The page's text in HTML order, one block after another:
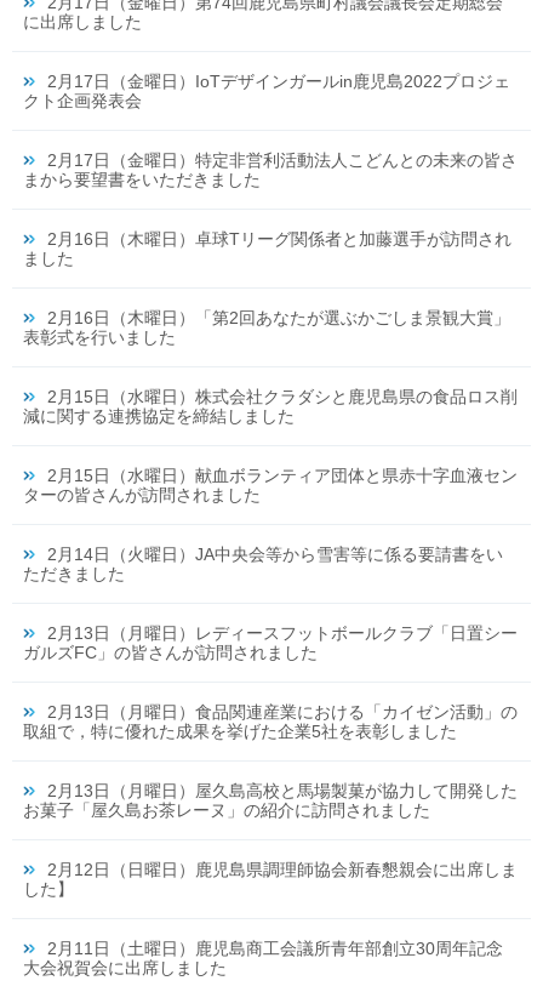
に出席しました
2月17日（金曜日）IoTデザインガールin鹿児島2022プロジェ
クト企画発表会
2月17日（金曜日）特定非営利活動法人こどんとの未来の皆さ
まから要望書をいただきました
2月16日（木曜日）卓球Tリーグ関係者と加藤選手が訪問され
ました
2月16日（木曜日）「第2回あなたが選ぶかごしま景観大賞」
表彰式を行いました
2月15日（水曜日）株式会社クラダシと鹿児島県の食品ロス削
減に関する連携協定を締結しました
2月15日（水曜日）献血ボランティア団体と県赤十字血液セン
ターの皆さんが訪問されました
2月14日（火曜日）JA中央会等から雪害等に係る要請書をい
ただきました
2月13日（月曜日）レディースフットボールクラブ「日置シー
ガルズFC」の皆さんが訪問されました
2月13日（月曜日）食品関連産業における「カイゼン活動」の
取組で，特に優れた成果を挙げた企業5社を表彰しました
2月13日（月曜日）屋久島高校と馬場製菓が協力して開発した
お菓子「屋久島お茶レーヌ」の紹介に訪問されました
2月12日（日曜日）鹿児島県調理師協会新春懇親会に出席しま
した】
2月11日（土曜日）鹿児島商工会議所青年部創立30周年記念
大会祝賀会に出席しました